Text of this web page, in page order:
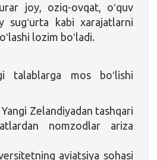
joy, oziq-ovqat, oʻquv
sugʻurta kabi xarajatlarni
lozim boʻladi.
talablarga mos boʻlishi
Zelandiyadan tashqari
nomzodlar ariza
aviatsiya sohasi